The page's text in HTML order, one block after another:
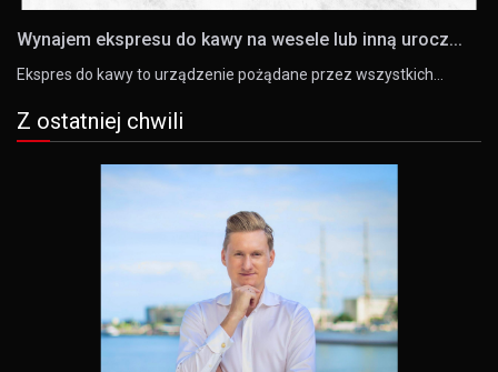
Wynajem ekspresu do kawy na wesele lub inną urocz...
Ekspres do kawy to urządzenie pożądane przez wszystkich…
Z ostatniej chwili